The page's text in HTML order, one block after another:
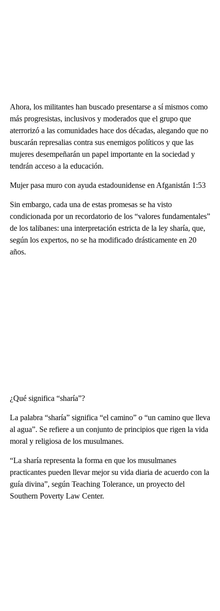
Ahora, los militantes han buscado presentarse a sí mismos como
más progresistas, inclusivos y moderados que el grupo que
aterrorizó a las comunidades hace dos décadas, alegando que no
buscarán represalias contra sus enemigos políticos y que las
mujeres desempeñarán un papel importante en la sociedad y
tendrán acceso a la educación.
Mujer pasa muro con ayuda estadounidense en Afganistán 1:53
Sin embargo, cada una de estas promesas se ha visto
condicionada por un recordatorio de los “valores fundamentales”
de los talibanes: una interpretación estricta de la ley sharía, que,
según los expertos, no se ha modificado drásticamente en 20
años.
¿Qué significa “sharía”?
La palabra “sharía” significa “el camino” o “un camino que lleva
al agua”. Se refiere a un conjunto de principios que rigen la vida
moral y religiosa de los musulmanes.
“La sharía representa la forma en que los musulmanes
practicantes pueden llevar mejor su vida diaria de acuerdo con la
guía divina”, según Teaching Tolerance, un proyecto del
Southern Poverty Law Center.